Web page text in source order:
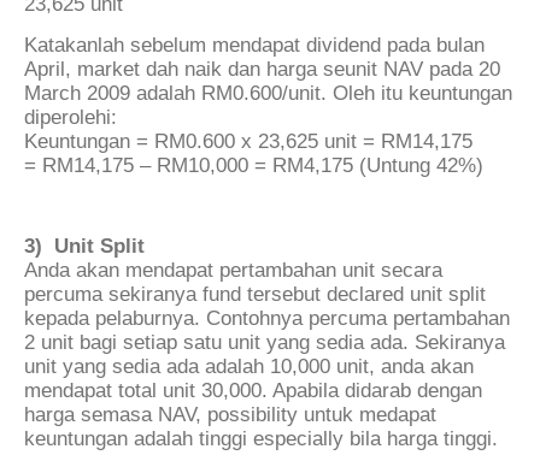
23,625 unit
Katakanlah sebelum mendapat dividend pada bulan
April, market dah naik dan harga seunit NAV pada 20
March 2009 adalah RM0.600/unit. Oleh itu keuntungan
diperolehi:
Keuntungan = RM0.600 x 23,625 unit = RM14,175
= RM14,175 – RM10,000 = RM4,175 (Untung 42%)
3) Unit Split
Anda akan mendapat pertambahan unit secara
percuma sekiranya fund tersebut declared unit split
kepada pelaburnya. Contohnya percuma pertambahan
2 unit bagi setiap satu unit yang sedia ada. Sekiranya
unit yang sedia ada adalah 10,000 unit, anda akan
mendapat total unit 30,000. Apabila didarab dengan
harga semasa NAV, possibility untuk medapat
keuntungan adalah tinggi especially bila harga tinggi.